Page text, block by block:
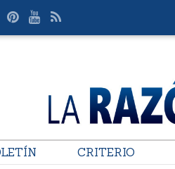
CRITERIO